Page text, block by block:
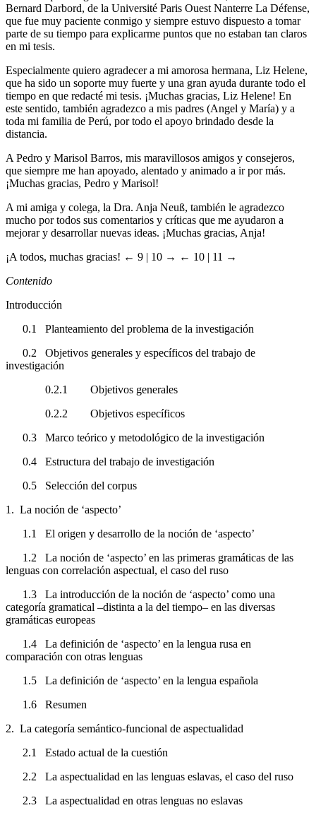
Bernard Darbord, de la Université Paris Ouest Nanterre La Défense,
que fue muy paciente conmigo y siempre estuvo dispuesto a tomar
parte de su tiempo para explicarme puntos que no estaban tan claros
en mi tesis.
Especialmente quiero agradecer a mi amorosa hermana, Liz Helene,
que ha sido un soporte muy fuerte y una gran ayuda durante todo el
tiempo en que redacté mi tesis. ¡Muchas gracias, Liz Helene! En
este sentido, también agradezco a mis padres (Angel y María) y a
toda mi familia de Perú, por todo el apoyo brindado desde la
distancia.
A Pedro y Marisol Barros, mis maravillosos amigos y consejeros,
que siempre me han apoyado, alentado y animado a ir por más.
¡Muchas gracias, Pedro y Marisol!
A mi amiga y colega, la Dra. Anja Neuß, también le agradezco
mucho por todos sus comentarios y críticas que me ayudaron a
mejorar y desarrollar nuevas ideas. ¡Muchas gracias, Anja!
¡A todos, muchas gracias! ← 9 | 10 → ← 10 | 11 →
Contenido
Introducción
0.1
Planteamiento del problema de la investigación
0.2
Objetivos generales y específicos del trabajo de
investigación
0.2.1
Objetivos generales
0.2.2
Objetivos específicos
0.3
Marco teórico y metodológico de la investigación
0.4
Estructura del trabajo de investigación
0.5
Selección del corpus
1. La noción de ‘aspecto’
1.1
El origen y desarrollo de la noción de ‘aspecto’
1.2
La noción de ‘aspecto’ en las primeras gramáticas de las
lenguas con correlación aspectual, el caso del ruso
1.3
La introducción de la noción de ‘aspecto’ como una
categoría gramatical –distinta a la del tiempo– en las diversas
gramáticas europeas
1.4
La definición de ‘aspecto’ en la lengua rusa en
comparación con otras lenguas
1.5
La definición de ‘aspecto’ en la lengua española
1.6
Resumen
2. La categoría semántico-funcional de aspectualidad
2.1
Estado actual de la cuestión
2.2
La aspectualidad en las lenguas eslavas, el caso del ruso
2.3
La aspectualidad en otras lenguas no eslavas